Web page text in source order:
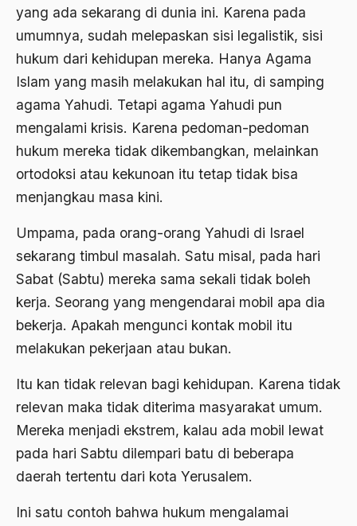
yang ada sekarang di dunia ini. Karena pada
umumnya, sudah melepaskan sisi legalistik, sisi
hukum dari kehidupan mereka. Hanya Agama
Islam yang masih melakukan hal itu, di samping
agama Yahudi. Tetapi agama Yahudi pun
mengalami krisis. Karena pedoman-pedoman
hukum mereka tidak dikembangkan, melainkan
ortodoksi atau kekunoan itu tetap tidak bisa
menjangkau masa kini.
Umpama, pada orang-orang Yahudi di Israel
sekarang timbul masalah. Satu misal, pada hari
Sabat (Sabtu) mereka sama sekali tidak boleh
kerja. Seorang yang mengendarai mobil apa dia
bekerja. Apakah mengunci kontak mobil itu
melakukan pekerjaan atau bukan.
Itu kan tidak relevan bagi kehidupan. Karena tidak
relevan maka tidak diterima masyarakat umum.
Mereka menjadi ekstrem, kalau ada mobil lewat
pada hari Sabtu dilempari batu di beberapa
daerah tertentu dari kota Yerusalem.
Ini satu contoh bahwa hukum mengalamai
1974
1973
1972
1971
agama
Agama & Negara
Agama Asli
Agama Asli Indonesia
Agama dan Negara
Agama dan negaraa
Agama dan Politik
Agama dan Praktis
Agama Demokrasi
Agama di Asia
Agama Hukum
Agama Inovasi
Agama Islam
agama populer
Agama Terang